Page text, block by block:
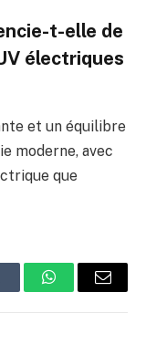
t-elle de
électriques
et un équilibre
moderne, avec
que
WhatsApp
E-